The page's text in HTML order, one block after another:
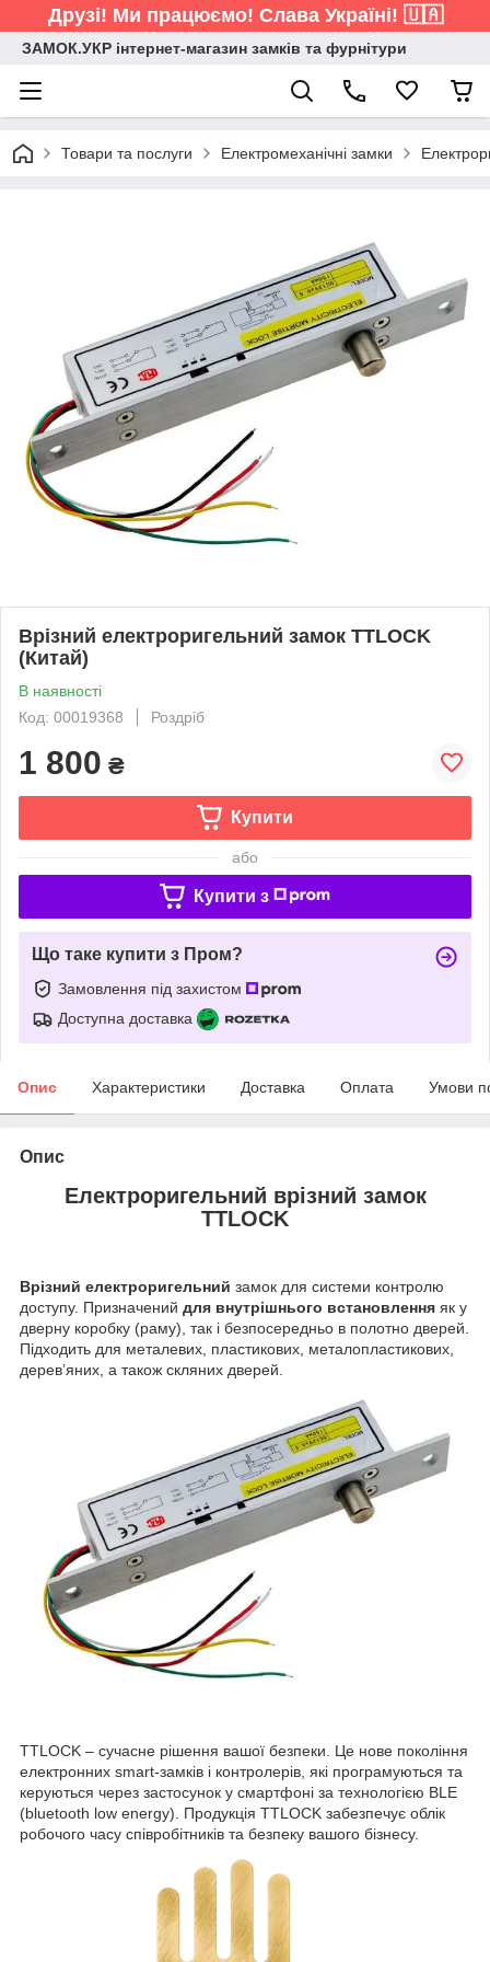
Друзі! Ми працюємо! Слава Україні! 🇺🇦
ЗАМОК.УКР інтернет-магазин замків та фурнітури
Товари та послуги Електромеханічні замки
Врізний електроригельний замок TTLOCK
(Китай)
В наявності
Код: 00019368
Роздріб
1 800 ₴
Купити
або
Купити з
Що таке купити з Пром?
Замовлення під захистом
Доступна доставка
Опис Характеристики Доставка Оплата Умови
Опис
Електроригельний врізний замок
TTLOCK
Врізний електроригельний замок для системи контролю
доступу. Призначений для внутрішнього встановлення як у
дверну коробку (раму), так і безпосередньо в полотно дверей.
Підходить для металевих, пластикових, металопластикових,
дерев’яних, а також скляних дверей.
TTLOCK – сучасне рішення вашої безпеки. Це нове покоління
електронних smart-замків і контролерів, які програмуються та
керуються через застосунок у смартфоні за технологією BLE
(bluetooth low energy). Продукція TTLOCK забезпечує облік
робочого часу співробітників та безпеку вашого бізнесу.